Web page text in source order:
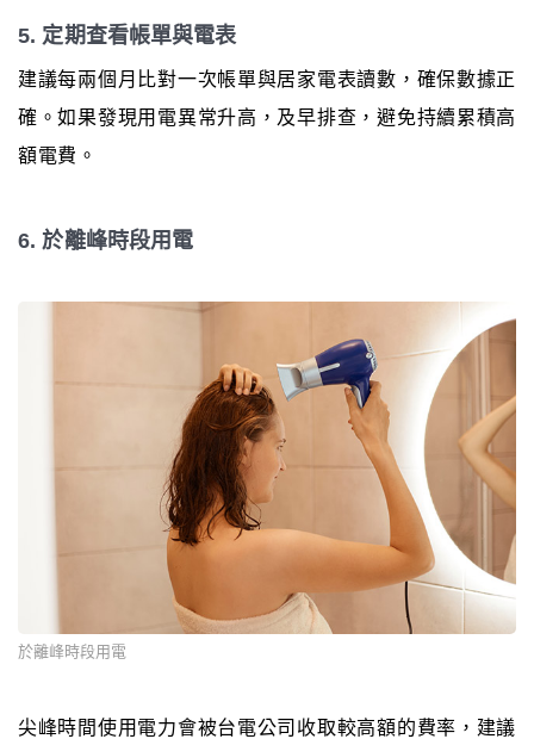
5. 定期查看帳單與電表
建議每兩個月比對一次帳單與居家電表讀數，確保數據正
確。如果發現用電異常升高，及早排查，避免持續累積高
額電費。
6. 於離峰時段用電
於離峰時段用電
尖峰時間使用電力會被台電公司收取較高額的費率，建議